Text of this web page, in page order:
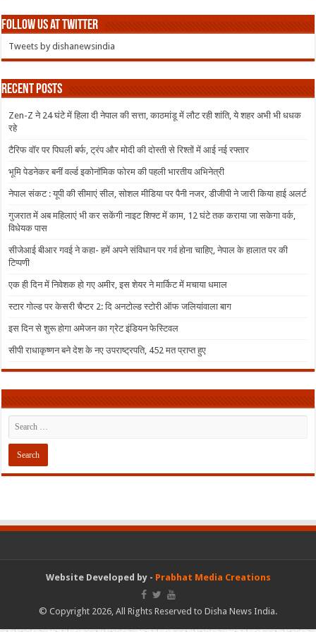
Follow us at Twitter
Tweets by dishanewsindia
Recent Posts
Zen-Z ने 24 घंटे में हिला दी नेपाल की सत्ता, काठमांडू में लौट रही शांति, ये शहर अभी भी धधक
रहे
टैरिफ वॉर पर पिघली बर्फ, ट्रंप और मोदी की दोस्ती से रिश्तों में आई नई रफ्तार
भूमि पेडनेकर बनीं वर्ल्ड इकोनॉमिक फोरम की पहली भारतीय अभिनेत्री
नेपाल संकट : यूपी की सीमाएं सील, सोशल मीडिया पर पैनी नजर, डीजीपी ने जारी किया हाई अलर्ट
गुजरात में अब महिलाएं भी कर सकेंगी नाइट शिफ्ट में काम, 12 घंटे तक कराया जा सकेगा वर्क,
विधेयक पास
सीजेआई बीआर गवई ने कहा- हमें अपने संविधान पर गर्व होना चाहिए, नेपाल के हालात पर की
टिप्पणी
एक ही दिन में निवेशक हो गए अमीर, इस शेयर ने मार्किट में मचाया धमाल
स्टार गोल्ड पर केसरी चैप्टर 2: दि अनटोल्ड स्टोरी ऑफ जलियांवाला बाग
इस दिन से शुरू होगा अमेजन का ग्रेट इंडियन फेस्टिवल
सीपी राधाकृष्णन बने देश के नए उपराष्ट्रपति, 452 मत प्राप्त हुए
Website Developed by - Prabhat Media Creations
© Copyright 2026, All Rights Reserved to Disha News India.